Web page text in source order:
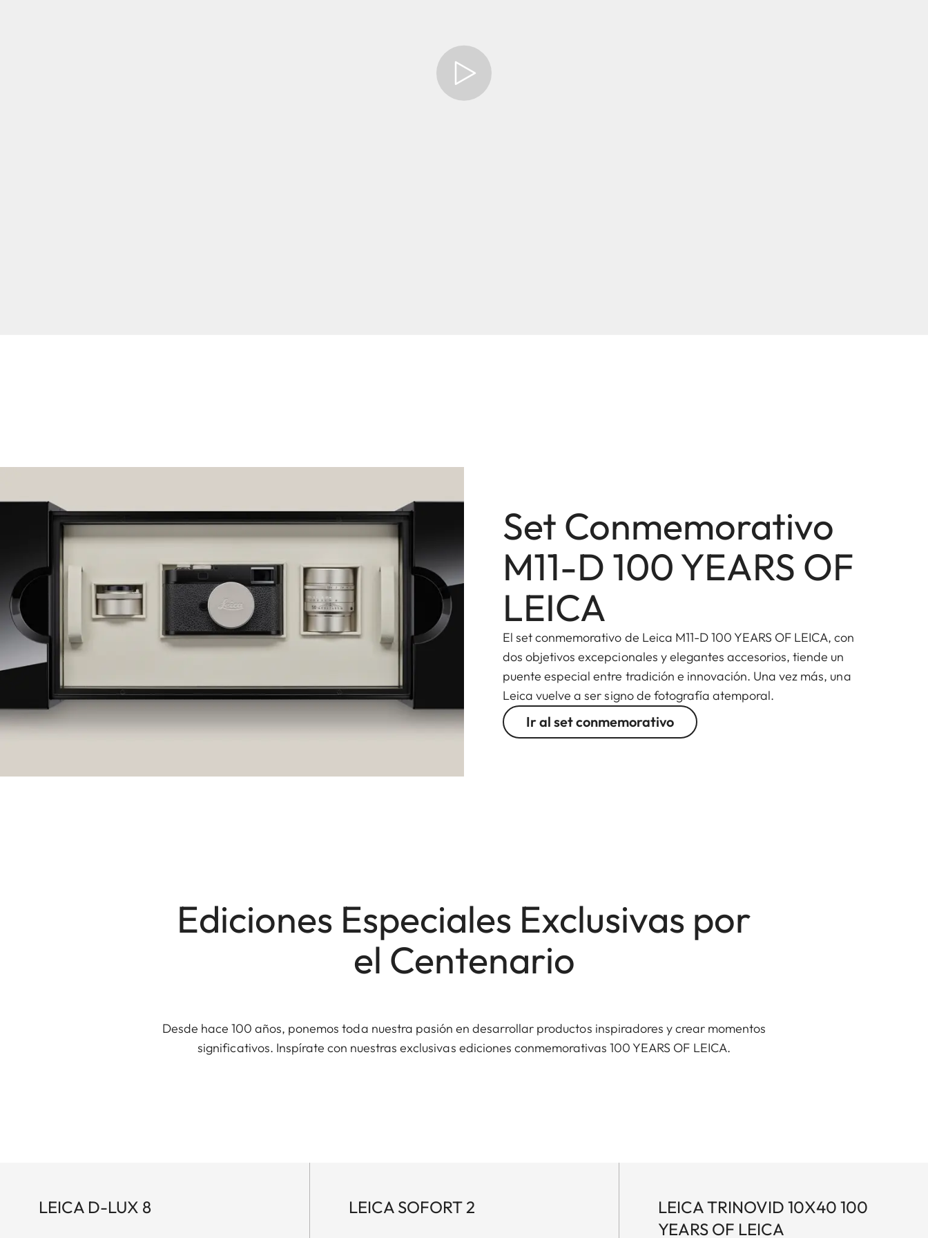
Set Conmemorativo
M11-D 100 YEARS OF
LEICA
El set conmemorativo de Leica M11-D 100 YEARS OF LEICA, con
dos objetivos excepcionales y elegantes accesorios, tiende un
puente especial entre tradición e innovación. Una vez más, una
Leica vuelve a ser signo de fotografía atemporal.
Ir al set conmemorativo
Ediciones Especiales Exclusivas por
el Centenario
Desde hace 100 años, ponemos toda nuestra pasión en desarrollar productos inspiradores y crear momentos
significativos. Inspírate con nuestras exclusivas ediciones conmemorativas 100 YEARS OF LEICA.
LEICA D-LUX 8 LEICA SOFORT 2
LEICA TRINOVID 10X40 100
YEARS OF LEICA